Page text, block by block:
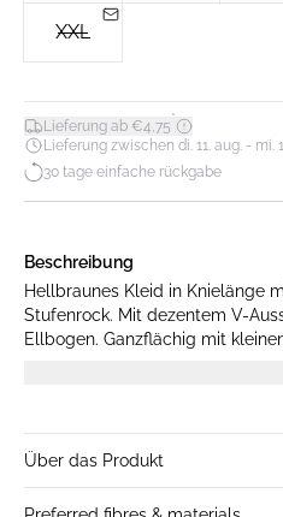
XXL
Lieferung ab €4,75*
Lieferung zwischen di. 11. aug. - mi.
30 tage einfache rückgabe
Beschreibung
Hellbraunes Kleid in Knielänge
Stufenrock. Mit dezentem V-
Ellbogen. Ganzflächig mit
bedruckt. Aus weichem,
Über das Produkt